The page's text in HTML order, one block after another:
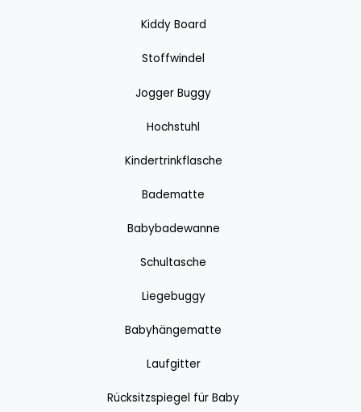
Kiddy Board
Stoffwindel
Jogger Buggy
Hochstuhl
Kindertrinkflasche
Badematte
Babybadewanne
Schultasche
Liegebuggy
Babyhängematte
Laufgitter
Rücksitzspiegel für Baby